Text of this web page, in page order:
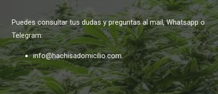
Puedes consultar tus dudas y preguntas al mail, Whatsapp o
Telegram:
info@hachisadomicilio.com